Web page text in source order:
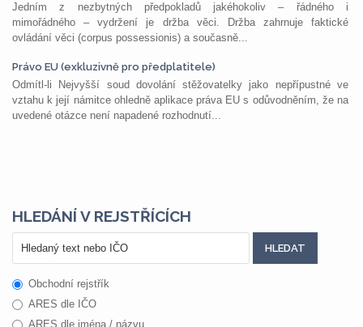
Jedním z nezbytných předpokladů jakéhokoliv – řádného i
mimořádného – vydržení je držba věci. Držba zahrnuje faktické
ovládání věci (corpus possessionis) a současně...
Právo EU (exkluzivně pro předplatitele)
Odmítl-li Nejvyšší soud dovolání stěžovatelky jako nepřípustné ve
vztahu k její námitce ohledně aplikace práva EU s odůvodněním, že na
uvedené otázce není napadené rozhodnutí...
HLEDÁNÍ V REJSTŘÍCÍCH
Obchodní rejstřík
ARES dle IČO
ARES dle jména / názvu